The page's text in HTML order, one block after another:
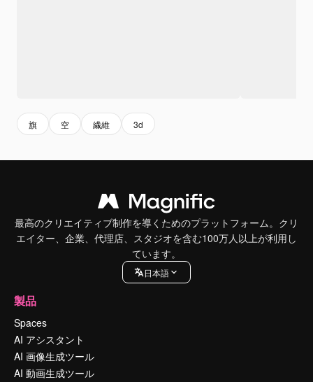
旗 空 繊維 3d
最高のクリエイティブ制作を導くためのプラットフォーム。クリ
エイター、企業、代理店、スタジオを含む100万人以上が利用し
ています。
日本語
製品
Spaces
AI アシスタント
AI 画像生成ツール
AI 動画生成ツール